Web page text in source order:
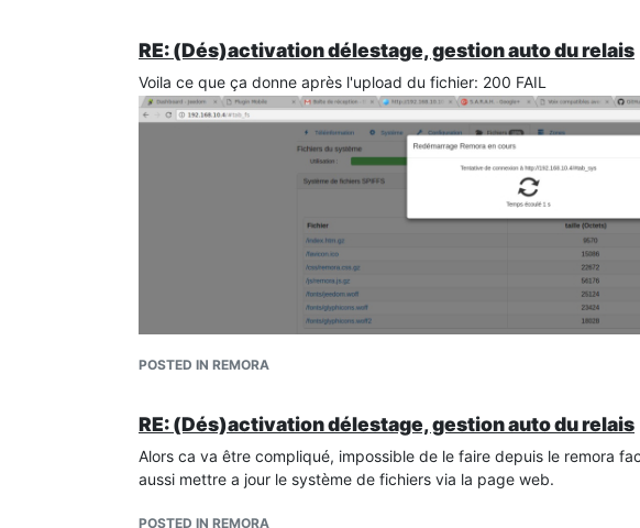
if (ArduinoOTA.getCommand() == U_SPIFFS) {
                      ^
remora_soft:504: error: 'class fs::FS' has no member named
        SPIFFS.
();
               ^
'class ArduinoOTAClass' has no member named 'getCommand'
RE: (Dés)activation délestage, gestion auto du relais
Voila ce que ça donne après l'upload du fichier: 200 FAIL
POSTED IN REMORA
RE: (Dés)activation délestage, gestion auto du relais
Alors ca va être compliqué, impossible de le faire depuis le remora
aussi mettre a jour le système de fichiers via la page web.
POSTED IN REMORA